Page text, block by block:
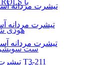
هودی
ست
تیشرت مردانه
تیشرت مردانه
تیشرت مردانه
تیشرت مردانه دو رنگ اسپورت مدل T3-211